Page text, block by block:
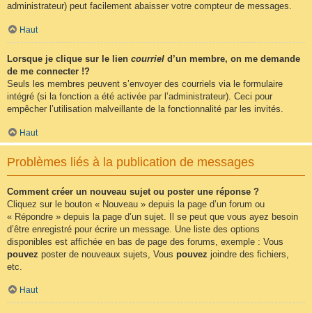
administrateur) peut facilement abaisser votre compteur de messages.
Haut
Lorsque je clique sur le lien courriel d’un membre, on me demande
de me connecter !?
Seuls les membres peuvent s’envoyer des courriels via le formulaire
intégré (si la fonction a été activée par l’administrateur). Ceci pour
empêcher l’utilisation malveillante de la fonctionnalité par les invités.
Haut
Problèmes liés à la publication de messages
Comment créer un nouveau sujet ou poster une réponse ?
Cliquez sur le bouton « Nouveau » depuis la page d’un forum ou
« Répondre » depuis la page d’un sujet. Il se peut que vous ayez besoin
d’être enregistré pour écrire un message. Une liste des options
disponibles est affichée en bas de page des forums, exemple : Vous
pouvez poster de nouveaux sujets, Vous pouvez joindre des fichiers,
etc.
Haut